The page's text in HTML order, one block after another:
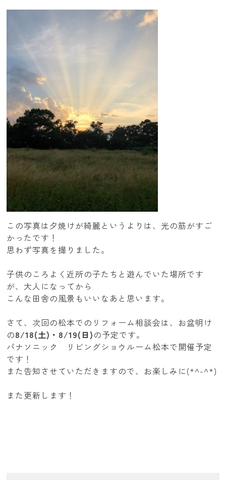
この写真は夕焼けが綺麗というよりは、光の筋がすご
かったです！
思わず写真を撮りました。
子供のころよく近所の子たちと遊んでいた場所です
が、大人になってから
こんな田舎の風景もいいなあと思います。
さて、次回の松本でのリフォーム相談会は、お盆明け
の8/18(土)・8/19(日)の予定です。
パナソニック リビングショウルーム松本で開催予定
です！
また告知させていただきますので、お楽しみに(*^-^*)
また更新します！